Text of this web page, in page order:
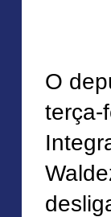
O
terça-